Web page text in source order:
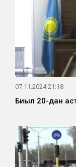
07.11.2024 21:18
Биыл 20-дан